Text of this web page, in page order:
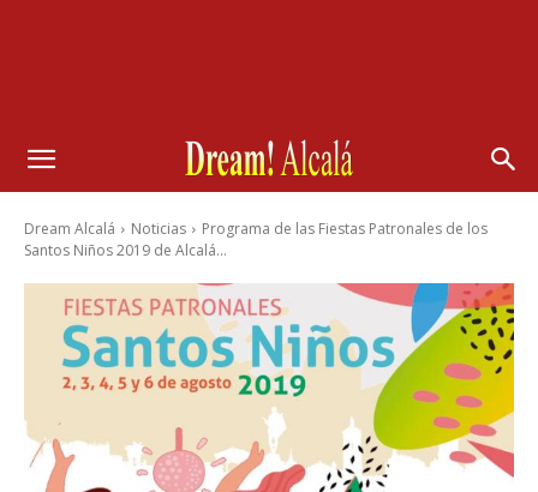
Dream Alcalá Noticias
Programa de las Fiestas Patronales de los
Santos Niños 2019 de Alcalá...